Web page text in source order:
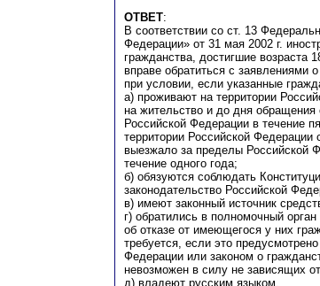
ОТВЕТ:
В соответствии со ст. 13
Федерации» от 31 мая 2002 г.
гражданства, достигшие возраста
вправе обратиться с заявлениями
при условии, если указанные
а) проживают на территории
на жительство и до дня
Российской Федерации в течение
территории Российской
выезжало за пределы Российской
течение одного года;
б) обязуются соблюдать
законодательство Российской
в) имеют законный источник
г) обратились в полномочный
об отказе от имеющегося у них
требуется, если это
Федерации или законом о
невозможен в силу не зависящих
д) владеют русским языком.